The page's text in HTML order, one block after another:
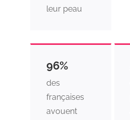
leur peau
96%
des
françaises
avouent